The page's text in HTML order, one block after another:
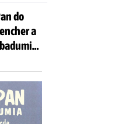
do
a
todas